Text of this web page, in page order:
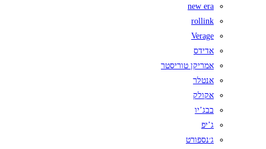
new era
rollink
Verage
אדידס
אמריקן טוריסטר
אנטלר
אקולק
בבג’יו
ג’יפ
ג׳נספורט